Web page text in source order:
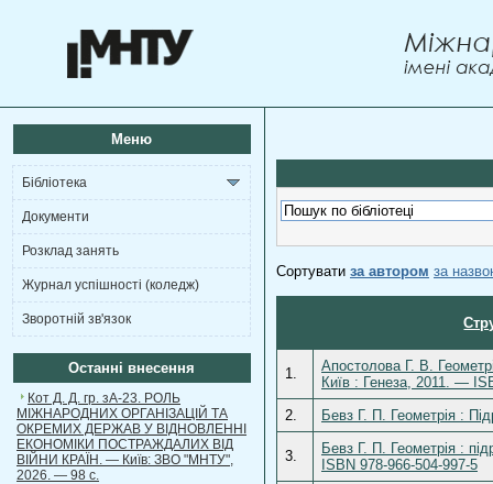
Меню
Бібліотека
Документи
Розклад занять
Журнал успішності (коледж)
Зворотній зв'язок
Останні внесення
Кот Д. Д. гр. зА-23. РОЛЬ
МІЖНАРОДНИХ ОРГАНІЗАЦІЙ ТА
ОКРЕМИХ ДЕРЖАВ У ВІДНОВЛЕННІ
ЕКОНОМІКИ ПОСТРАЖДАЛИХ ВІД
ВІЙНИ КРАЇН. — Київ: ЗВО "МНТУ",
2026. — 98 с.
Сортувати за автором за
1.
Апостолова Г. В.
Київ : Генеза, 2011. —
2.
Бевз Г. П. Геометрія :
3.
Бевз Г. П. Геометрія :
ISBN 978-966-504-997-5